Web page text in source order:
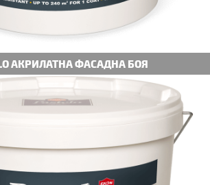
АКРИЛАТНА ФАСАДНА БОЯ